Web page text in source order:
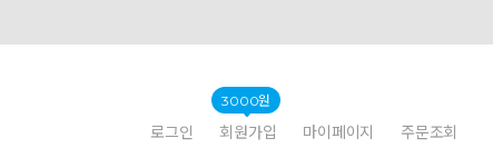
로그인 회원가입
3000원
마이페이지 주문조회